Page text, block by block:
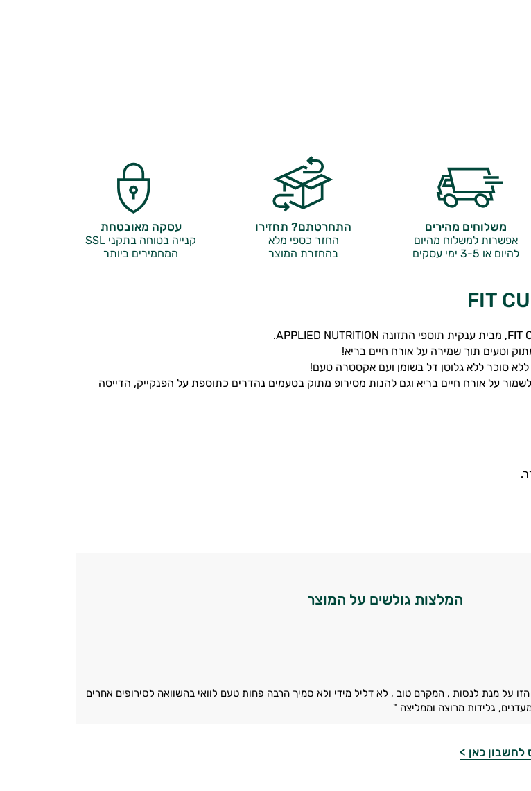
משלוחים מהירים
אפשרות למשלוח מהיום
להיום או 3-5 ימי עסקים
התחרטתם? תחזירו
החזר כספי מלא
בהחזרת המוצר
עסקה מאובטחת
קנייה בטוחה בתקני SSL
המחמירים ביותר
וטעים תוך שמירה על אורח חיים בריא!
על אורח חיים בריא וגם להנות מסירופ מתוק בטעמים נהדרים כתוספת על הפנקייק, הדייסה
המלצות גולשים על המוצר
על מנת לנסות , המקרם טוב , לא דליל מידי ולא סמיך הרבה פחות טעם לוואי בהשוואה לסירופים אחרים
גלידות מרוצה וממליצה "
לחשבון כאן >